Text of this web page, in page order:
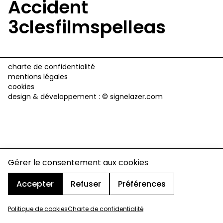
Gérer le consentement aux cookies
Accepter
Refuser Préférences
Politique de cookiesCharte de confidentialité
Accident
3clesfilmspelleas
charte de confidentialité
mentions légales
cookies
design & développement : © signelazer.com